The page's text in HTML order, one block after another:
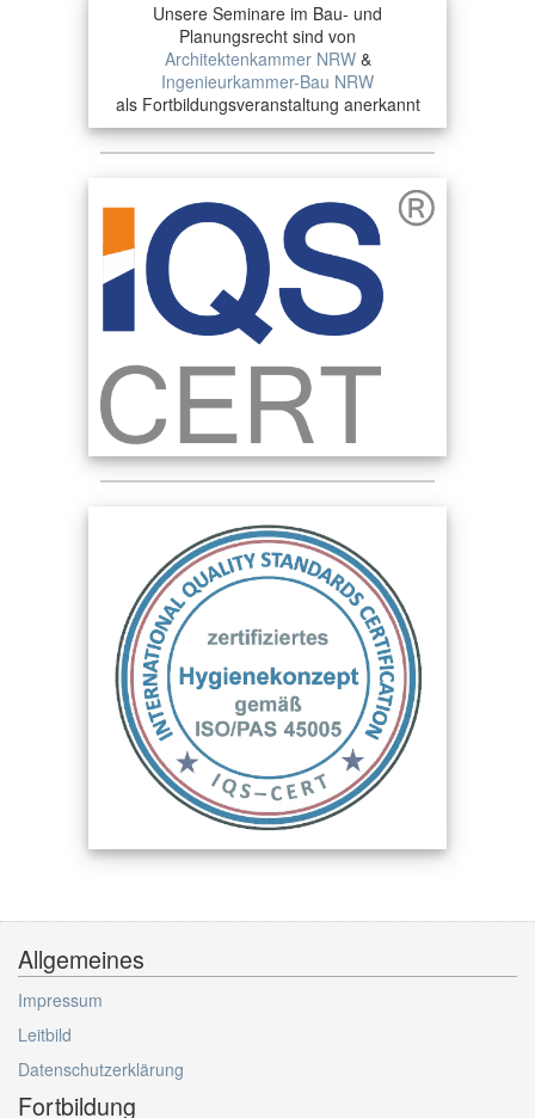
Unsere Seminare im Bau- und
Planungsrecht sind von
Architektenkammer NRW&
Ingenieurkammer-Bau NRW
als Fortbildungsveranstaltung anerkannt
Allgemeines
Impressum
Leitbild
Datenschutzerklärung
Fortbildung